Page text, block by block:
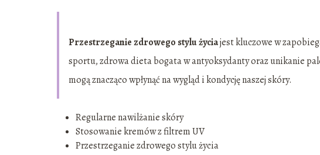
Przestrzeganie zdrowego stylu życiajest kluczowe w
sportu, zdrowa dieta bogata w antyoksydanty oraz unikanie
mogą znacząco wpłynąć na wygląd i kondycję naszej skóry.
Regularne nawilżanie skóry
Stosowanie kremów z filtrem UV
Przestrzeganie zdrowego stylu życia